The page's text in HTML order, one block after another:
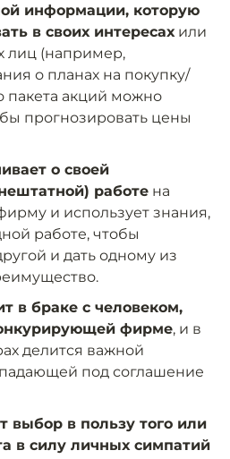
информации, которую
в своих интересахили
лиц (например,
о планах на покупку/
пакета акций можно
прогнозировать цены
о своей
работе на
и использует знания,
работе, чтобы
и дать одному из
в браке с человеком,
фирме, и в
делится важной
под соглашение
выбор в пользу того или
в силу личных симпатий